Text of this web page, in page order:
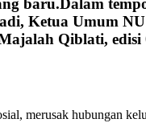
baru.Dalam
Ketua Umum
Qiblati, edisi
merusak hubungan